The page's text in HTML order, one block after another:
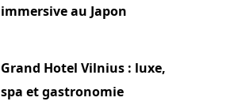
immersive au Japon
Grand Hotel Vilnius : luxe,
spa et gastronomie